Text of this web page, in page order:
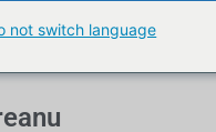
not switch language